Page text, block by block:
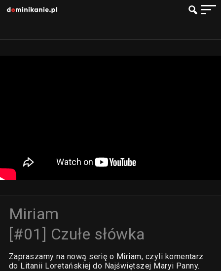
Miriam
[#01] Czułe słówka
Zapraszamy na nową serię o Miriam, czyli komentarz
do Litanii Loretańskiej do Najświętszej Maryi Panny.